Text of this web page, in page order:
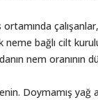
neme bağlı cilt
nem oranının
Doymamış yağ